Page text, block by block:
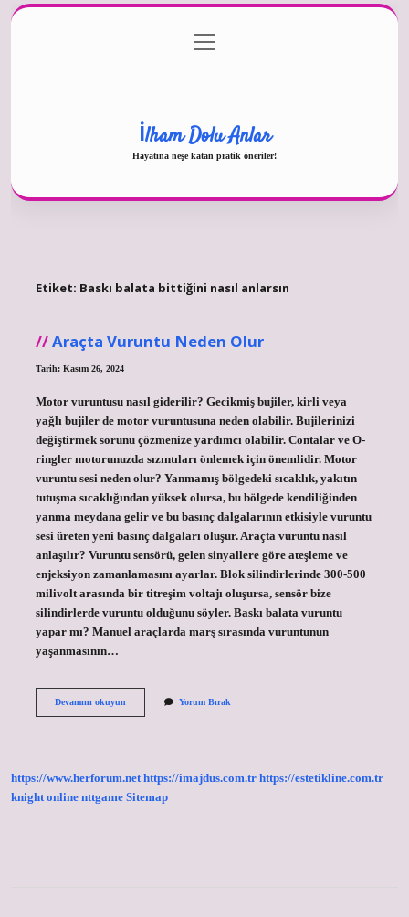
Gizlilik Politikası
menüyü
aç
İlham Dolu Anlar
Hayatına neşe katan pratik öneriler!
Etiket: Baskı balata bittiğini nasıl anlarsın
Araçta Vuruntu Neden Olur
Tarih: Kasım 26, 2024
Motor vuruntusu nasıl giderilir? Gecikmiş bujiler, kirli veya
yağlı bujiler de motor vuruntusuna neden olabilir. Bujilerinizi
değiştirmek sorunu çözmenize yardımcı olabilir. Contalar ve O-
ringler motorunuzda sızıntıları önlemek için önemlidir. Motor
vuruntu sesi neden olur? Yanmamış bölgedeki sıcaklık, yakıtın
tutuşma sıcaklığından yüksek olursa, bu bölgede kendiliğinden
yanma meydana gelir ve bu basınç dalgalarının etkisiyle vuruntu
sesi üreten yeni basınç dalgaları oluşur. Araçta vuruntu nasıl
anlaşılır? Vuruntu sensörü, gelen sinyallere göre ateşleme ve
enjeksiyon zamanlamasını ayarlar. Blok silindirlerinde 300-500
milivolt arasında bir titreşim voltajı oluşursa, sensör bize
silindirlerde vuruntu olduğunu söyler. Baskı balata vuruntu
yapar mı? Manuel araçlarda marş sırasında vuruntunun
yaşanmasının…
Devamını okuyunAraçta
Yorum Bırak
https://www.herforum.net https://imajdus.com.tr https://estetikline.com.tr
knight online nttgame Sitemap